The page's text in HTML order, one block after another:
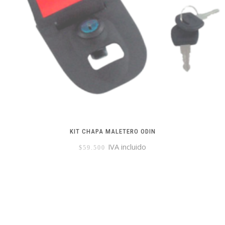
KIT CHAPA MALETERO ODIN
$ 59.500 IVA incluido